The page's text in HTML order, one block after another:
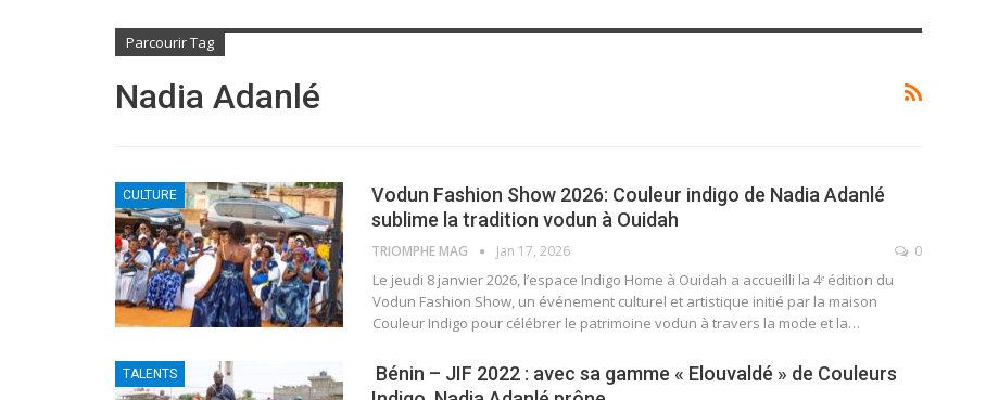
Parcourir Tag
Nadia Adanlé
CULTURE
Vodun Fashion Show 2026: Couleur indigo de Nadia Adanlé
sublime la tradition vodun à Ouidah
TRIOMPHE MAG Jan 17, 2026 0
Le jeudi 8 janvier 2026, l’espace Indigo Home à Ouidah a accueilli la 4ᵉ édition du
Vodun Fashion Show, un événement culturel et artistique initié par la maison
Couleur Indigo pour célébrer le patrimoine vodun à travers la mode et la…
TALENTS
Bénin – JIF 2022 : avec sa gamme « Elouvaldé » de Couleurs